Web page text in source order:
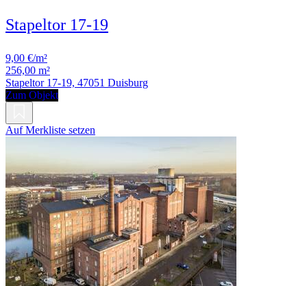
Stapeltor 17-19
9,00 €/m²
256,00 m²
Stapeltor 17-19, 47051 Duisburg
Zum Objekt
Auf Merkliste setzen